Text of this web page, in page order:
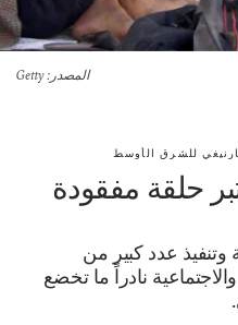
المصدر : Getty
للشرق الأوسط
حلقة مفقودة
وتنفيذ عدد كبير من
نادراً ما تخضع